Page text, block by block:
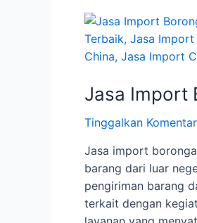
China
Jasa Import
Tinggalkan Komentar
Jasa import
barang dari luar
pengiriman barang
terkait dengan